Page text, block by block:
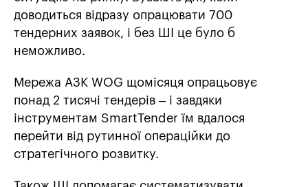
доводиться відразу опрацювати 700
тендерних заявок, і без ШІ це було б
неможливо.
Мережа АЗК WOG щомісяця опрацьовує
понад 2 тисячі тендерів – і завдяки
інструментам SmartTender їм вдалося
перейти від рутинної операційки до
стратегічного розвитку.